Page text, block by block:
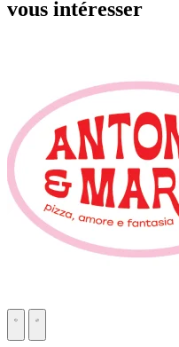
vous intéresser